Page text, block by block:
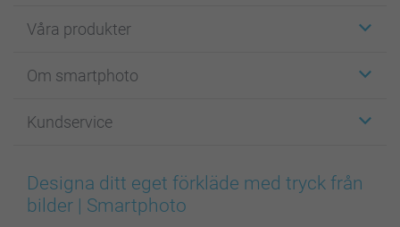
Våra produkter
Fotokort
Fotoböcker
Bilder, Fotoförstoring & Fotohäften
Skal till Mobil & Surfplatta
Om smartphoto
För affiliates
Cookie Policy
Sitemap
Kundservice
smartgaranti
smartbonus
Designa ditt eget förkläde med tryck från
bilder | Smartphoto